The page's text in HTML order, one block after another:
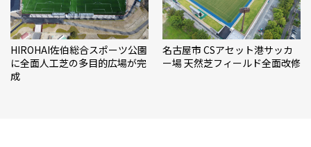
HIROHAI佐伯総合スポーツ公園
に全面人工芝の多目的広場が完
成
名古屋市 CSアセット港サッカ
ー場 天然芝フィールド全面改修